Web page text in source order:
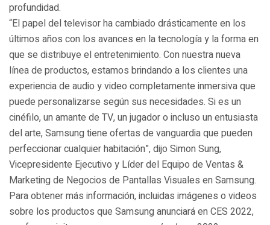
profundidad.
“El papel del televisor ha cambiado drásticamente en los
últimos años con los avances en la tecnología y la forma en
que se distribuye el entretenimiento. Con nuestra nueva
línea de productos, estamos brindando a los clientes una
experiencia de audio y video completamente inmersiva que
puede personalizarse según sus necesidades. Si es un
cinéfilo, un amante de TV, un jugador o incluso un entusiasta
del arte, Samsung tiene ofertas de vanguardia que pueden
perfeccionar cualquier habitación”, dijo Simon Sung,
Vicepresidente Ejecutivo y Líder del Equipo de Ventas &
Marketing de Negocios de Pantallas Visuales en Samsung.
Para obtener más información, incluidas imágenes o videos
sobre los productos que Samsung anunciará en CES 2022,